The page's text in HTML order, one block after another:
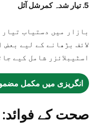
5. تیار شدہ کمرشل آئل
بازار میں دستیاب
لائف بڑھانے کے لیے
اسٹیبلائزر شامل کیے
انگریزی میں مکمل
صحت کے فوائد: